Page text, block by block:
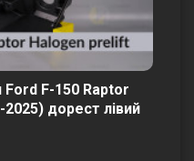
F-150 Raptor
дорест лівий